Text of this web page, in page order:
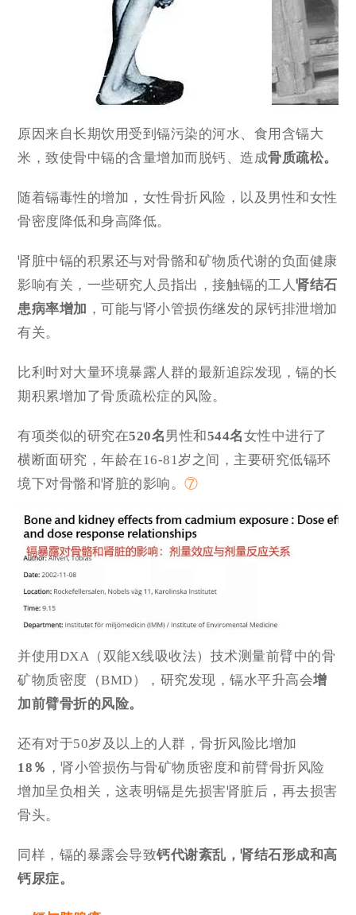
原因来自长期饮用受到镉污染的河水、食用含镉大
米，致使骨中镉的含量增加而脱钙、造成骨质疏松。
随着镉毒性的增加，女性骨折风险，以及男性和女性
骨密度降低和身高降低。
肾脏中镉的积累还与对骨骼和矿物质代谢的负面健康
影响有关，一些研究人员指出，接触镉的工人肾结石
患病率增加 ，可能与肾小管损伤继发的尿钙排泄增加
有关。
比利时对大量环境暴露人群的最新追踪发现，镉的长
期积累增加了骨质疏松症的风险。
有项类似的研究在520名男性和544名女性中进行了
横断面研究，年龄在16-81岁之间，主要研究低镉环
境下对骨骼和肾脏的影响。⑦
并使用DXA（双能X线吸收法）技术测量前臂中的骨
矿物质密度（BMD），研究发现，镉水平升高会增
加前臂骨折的风险。
还有对于50岁及以上的人群，骨折风险比增加
18％ ，肾小管损伤与骨矿物质密度和前臂骨折风险
增加呈负相关，这表明镉是先损害肾脏后，再去损害
骨头。
同样，镉的暴露会导致钙代谢紊乱，肾结石形成和高
钙尿症。